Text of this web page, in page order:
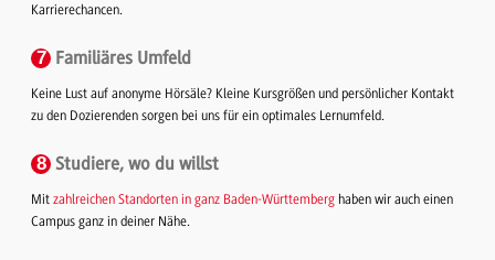
Karrierechancen.
7 Familiäres Umfeld
Keine Lust auf anonyme Hörsäle? Kleine Kursgrößen und persönlicher Kontakt
zu den Dozierenden sorgen bei uns für ein optimales Lernumfeld.
8 Studiere, wo du willst
Mit zahlreichen Standorten in ganz Baden-Württemberg haben wir auch einen
Campus ganz in deiner Nähe.